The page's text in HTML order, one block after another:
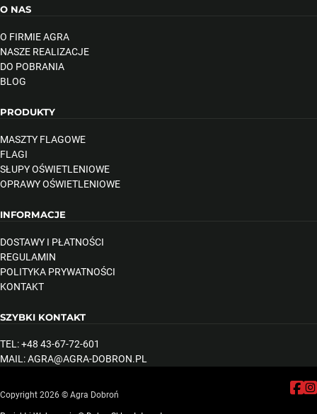
O NAS
O FIRMIE AGRA
NASZE REALIZACJE
DO POBRANIA
BLOG
PRODUKTY
MASZTY FLAGOWE
FLAGI
SŁUPY OŚWIETLENIOWE
OPRAWY OŚWIETLENIOWE
INFORMACJE
DOSTAWY I PŁATNOŚCI
REGULAMIN
POLITYKA PRYWATNOŚCI
KONTAKT
SZYBKI KONTAKT
TEL: +48 43-67-72-601
MAIL: AGRA@AGRA-DOBRON.PL
Copyright 2026 © Agra Dobroń Follow